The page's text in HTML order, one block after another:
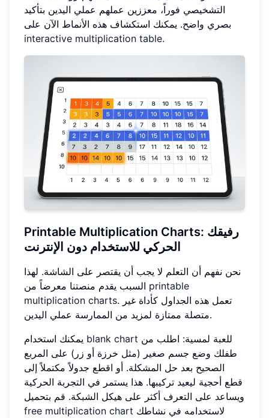
التشخيصي فوراً، معززين عملهم عملي اليدين بتأكيد
بصري واضح. يمكنك استكشاف هذه الأنماط الآن على
interactive multiplication table.
Printable Multiplication Charts: رفيقك
الحركي للاستخدام دون الإنترنت
نحن نفهم أن التعلم لا يجب أن يقتصر على الشاشة. لهذا
printable
multiplication charts. تعمل هذه الجداول كأداة غير
متصلة ممتازة لمزيد من الممارسة عملي اليدين.
blank chart
طفلك وضع جسم صغير (مثل خرزة أو زر) على المربع
الصحيح بعد حل المشكلة. أو اقطع جدولاً مكتملاً إلى
قطع أحجية ليعيد تركيبها. هذا يستمر في التجربة الحركية
ويساعد على التعرف أكثر على هيكل الشبكة. قم بتحميل
free multiplication chart